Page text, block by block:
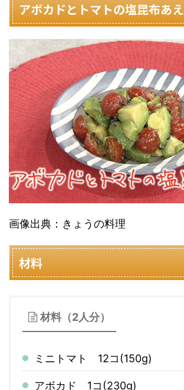
アボカドとトマトの塩昆布あえ
画像出典：きょうの料理
材料
材料（2人分）
ミニトマト 12コ(150g)
アボカド 1コ(230g)